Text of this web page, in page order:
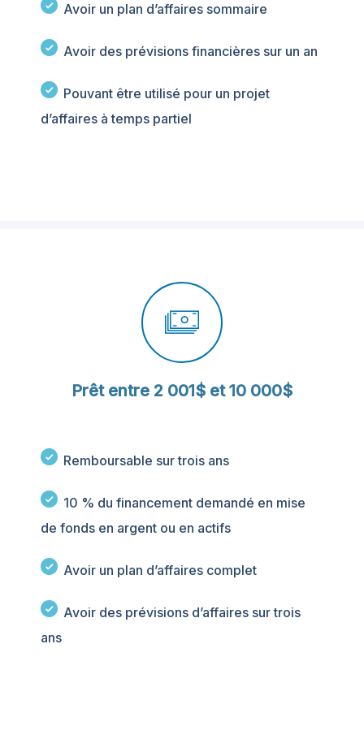
Avoir un plan d’affaires sommaire
Avoir des prévisions financières sur un an
Pouvant être utilisé pour un projet
d’affaires à temps partiel
Prêt entre 2 001$ et 10 000$
Remboursable sur trois ans
10 % du financement demandé en mise
de fonds en argent ou en actifs
Avoir un plan d’affaires complet
Avoir des prévisions d’affaires sur trois
ans